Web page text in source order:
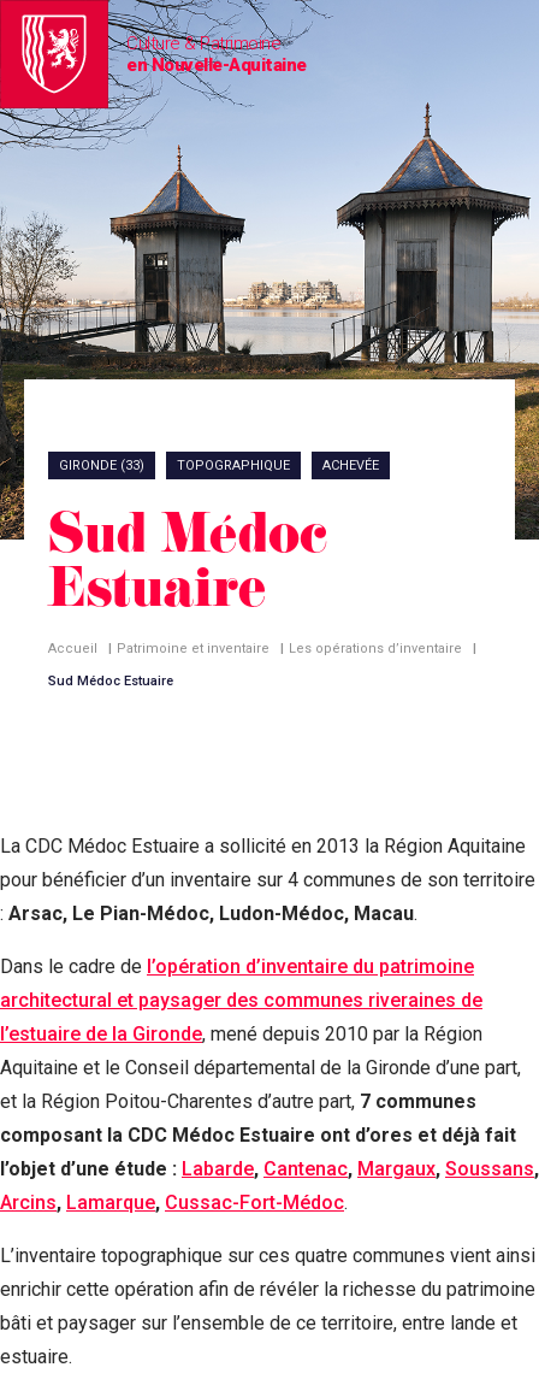
Culture & Patrimoine
en Nouvelle-Aquitaine
GIRONDE (33) TOPOGRAPHIQUE ACHEVÉE
Sud Médoc
Estuaire
Accueil | Patrimoine et inventaire | Les opérations d’inventaire |
Sud Médoc Estuaire
La CDC Médoc Estuaire a sollicité en 2013 la Région Aquitaine
pour bénéficier d’un inventaire sur 4 communes de son territoire
: Arsac, Le Pian-Médoc, Ludon-Médoc, Macau.
Dans le cadre de l’opération d’inventaire du patrimoine
architectural et paysager des communes riveraines de
l’estuaire de la Gironde, mené depuis 2010 par la Région
Aquitaine et le Conseil départemental de la Gironde d’une part,
et la Région Poitou-Charentes d’autre part, 7 communes
composant la CDC Médoc Estuaire ont d’ores et déjà fait
l’objet d’une étude : Labarde, Cantenac, Margaux, Soussans,
Arcins, Lamarque, Cussac-Fort-Médoc.
L’inventaire topographique sur ces quatre communes vient ainsi
enrichir cette opération afin de révéler la richesse du patrimoine
bâti et paysager sur l’ensemble de ce territoire, entre lande et
estuaire.